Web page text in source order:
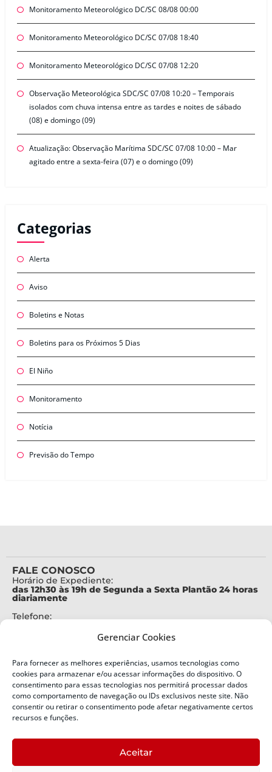
Gerenciar Cookies
Para fornecer as melhores experiências, usamos tecnologias como
cookies para armazenar e/ou acessar informações do dispositivo. O
consentimento para essas tecnologias nos permitirá processar dados
como comportamento de navegação ou IDs exclusivos neste site. Não
consentir ou retirar o consentimento pode afetar negativamente certos
recursos e funções.
Aceitar
Monitoramento Meteorológico DC/SC 08/08 00:00
Monitoramento Meteorológico DC/SC 07/08 18:40
Monitoramento Meteorológico DC/SC 07/08 12:20
Observação Meteorológica SDC/SC 07/08 10:20 – Temporais
isolados com chuva intensa entre as tardes e noites de sábado
(08) e domingo (09)
Atualização: Observação Marítima SDC/SC 07/08 10:00 – Mar
agitado entre a sexta-feira (07) e o domingo (09)
Categorias
Alerta
Aviso
Boletins e Notas
Boletins para os Próximos 5 Dias
El Niño
Monitoramento
Notícia
Previsão do Tempo
FALE CONOSCO
Horário de Expediente:
das 12h30 às 19h de Segunda a Sexta Plantão 24 horas
diariamente
Telefone:
Alertas Defesa Civil:
SMS 40199
ENDEREÇO
Defesa Civil do Estado de Santa Catarina
Bairro:
Capoeiras, Florianópolis, SC